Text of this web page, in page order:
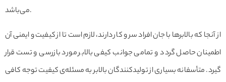
می‌باشد.
از آنجا که بالابرها با جان افراد سر و کار دارند، لازم است تا از کیفیت و ایمنی آن
اطمینان حاصل گردد و تمامی جوانب کیفی بالابر مورد بازرسی و تست قرار
گیرد. متأسفانه بسیاری از تولیدکنندگان بالابر به مسئله‌ی کیفیت توجه کافی